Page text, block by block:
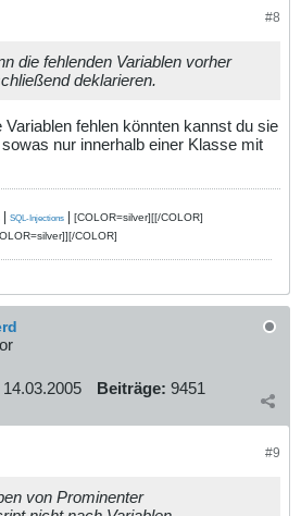
#8
die fehlenden Variablen vorher
deklarieren.
fehlen könnten kannst du sie
nur innerhalb einer Klasse mit
| SQL-Injections | [COLOR=silver][[/COLOR]
COLOR]
14.03.2005 Beiträge: 9451
#9
von Prominenter